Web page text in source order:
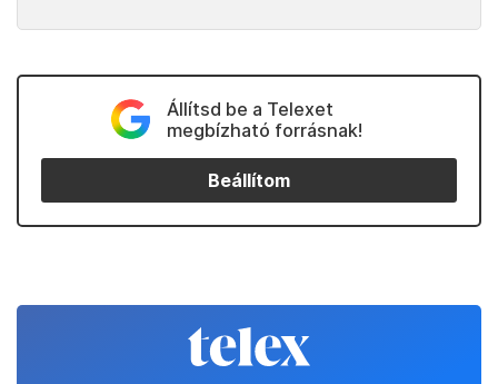
Állítsd be a Telexet
megbízható forrásnak!
Beállítom